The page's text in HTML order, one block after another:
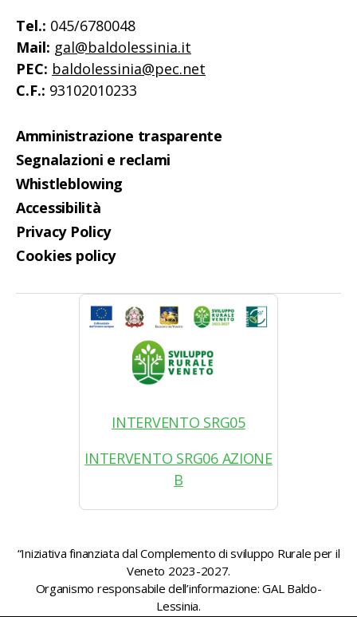
Tel.: 045/6780048
Mail: gal@baldolessinia.it
PEC: baldolessinia@pec.net
C.F.: 93102010233
Amministrazione trasparente
Segnalazioni e reclami
Whistleblowing
Accessibilità
Privacy Policy
Cookies policy
INTERVENTO SRG05
INTERVENTO SRG06 AZIONE
B
“Iniziativa finanziata dal Complemento di sviluppo Rurale per il
Veneto 2023-2027.
Organismo responsabile dell’informazione: GAL Baldo-
Lessinia.